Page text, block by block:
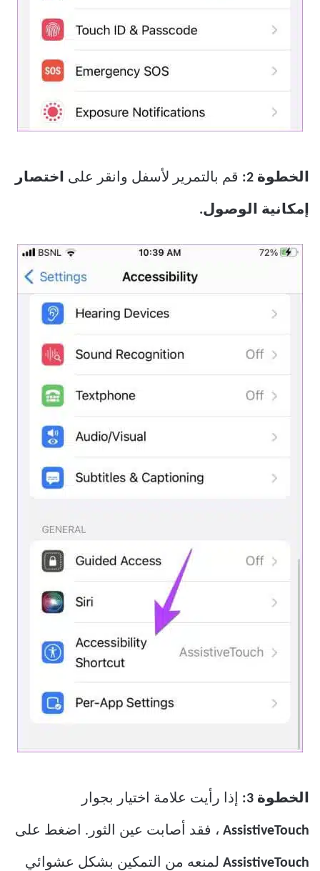
الخطوة 2: قم بالتمرير لأسفل وانقر على اختصار
إمكانية الوصول.
الخطوة 3: إذا رأيت علامة اختيار بجوار
AssistiveTouch ، فقد أصابت عين الثور. اضغط على
AssistiveTouch لمنعه من التمكين بشكل عشوائي